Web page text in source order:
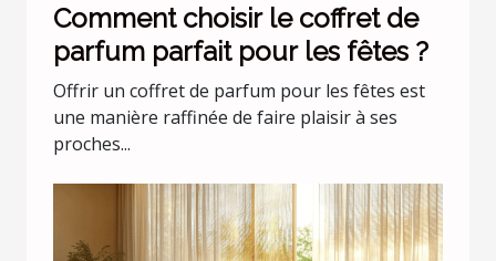
Comment choisir le coffret de
parfum parfait pour les fêtes ?
Offrir un coffret de parfum pour les fêtes est
une manière raffinée de faire plaisir à ses
proches...